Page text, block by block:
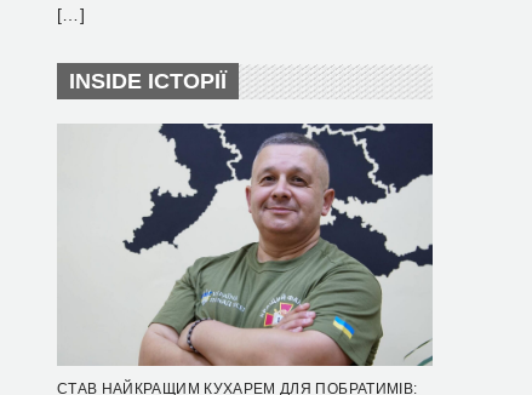
[…]
INSIDE ІСТОРІЇ
СТАВ НАЙКРАЩИМ КУХАРЕМ ДЛЯ ПОБРАТИМІВ: